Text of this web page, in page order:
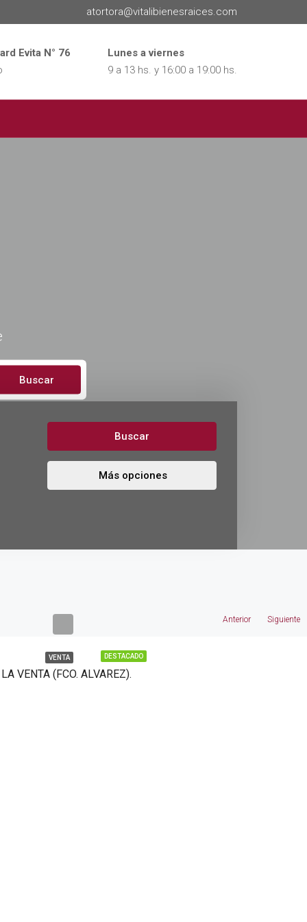
atortora@vitalibienesraices.com
Evita N° 76
Lunes a viernes
9 a 13 hs. y 16:00 a 19:00 hs.
Buscar
Buscar
Más opciones
Anterior Siguiente
DESTACADO
VENTA
VENTA (FCO. ALVAREZ).